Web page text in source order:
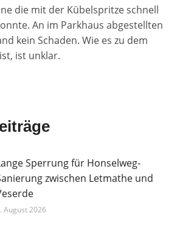
die mit der Kübelspritze schnell
An im Parkhaus abgestellten
kein Schaden. Wie es zu dem
ist unklar.
Sperrung für Honselweg-
zwischen Letmathe und
August 2026